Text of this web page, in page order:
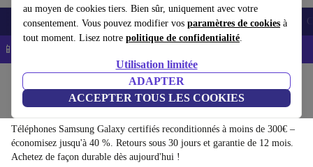
au moyen de cookies tiers. Bien sûr, uniquement avec votre
consentement. Vous pouvez modifier vos paramètres de cookies à
tout moment. Lisez notre politique de confidentialité.
Utilisation limitée
ADAPTER
ACCEPTER TOUS LES COOKIES
Smartphones Laptops Tablettes Montres connectées Accessoires
📱 -5% EXTRA sur les iPhones – Code : IPHONEDEAL -
Téléphones & Smartphones
Téléphones Samsung Galaxy:
Téléphones Samsung Galaxy certifiés reconditionnés à moins de 300€ –
économisez jusqu'à 40 %. Retours sous 30 jours et garantie de 12 mois.
Achetez de façon durable dès aujourd'hui !